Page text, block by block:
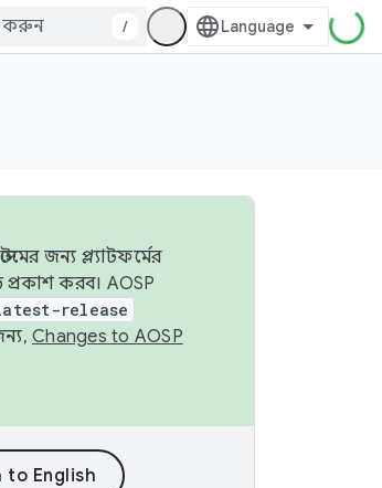
/
জন্য প্ল্যাটফর্মের
প্রকাশ করব। AOSP
release
Changes to AOSP